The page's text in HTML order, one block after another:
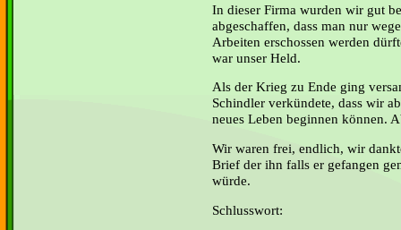
In dieser Firma wurden wir gut
abgeschaffen, dass man nur
Arbeiten erschossen werden
war unser Held.
Als der Krieg zu Ende ging
Schindler verkündete, dass wir
neues Leben beginnen können.
Wir waren frei, endlich, wir
Brief der ihn falls er gefangen
würde.
Schlusswort: